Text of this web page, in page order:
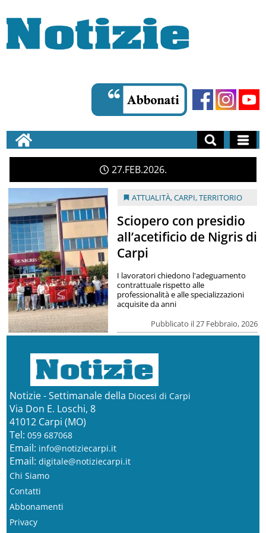
27 FEB 2026
ATTUALITÀ,CARPI,TERRITORIO
Sciopero con presidio
all’acetificio de Nigris di
Carpi
Pubblicato il 27 Febbraio, 2026
I lavoratori chiedono l'adeguamento
contrattuale rispetto alle
professionalità e alle specializzazioni
acquisite da anni
Notizie - Settimanale della Diocesi di Carpi
Via Don E. Loschi, 8
41012 Carpi (MO)
Tel: 059 687068
Email: info@notiziecarpi.it
Email: digitale@notiziecarpi.it
Chi Siamo
Contatti
Abbonamenti
Privacy